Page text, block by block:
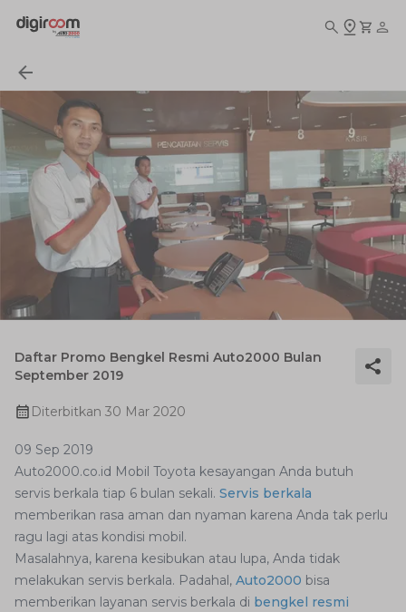
Daftar Promo Bengkel Resmi Auto2000 Bulan
September 2019
Diterbitkan 30 Mar 2020
09 Sep 2019
Auto2000.co.id Mobil Toyota kesayangan Anda butuh
servis berkala tiap 6 bulan sekali. Servis berkala
memberikan rasa aman dan nyaman karena Anda tak perlu
ragu lagi atas kondisi mobil.
Masalahnya, karena kesibukan atau lupa, Anda tidak
melakukan servis berkala. Padahal, Auto2000 bisa
memberikan layanan servis berkala di bengkel resmi